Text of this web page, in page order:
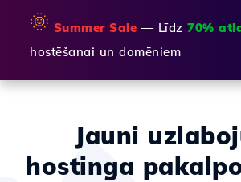
🌞 Summer Sale — Līdz 70%
hostēšanai un domēniem
Jauni
hostinga